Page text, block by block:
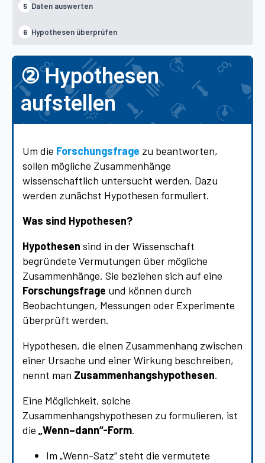
5 Daten auswerten
6 Hypothesen überprüfen
② Hypothesen
aufstellen
Um die Forschungsfrage zu beantworten,
sollen mögliche Zusammenhänge
wissenschaftlich untersucht werden. Dazu
werden zunächst Hypothesen formuliert.
Was sind Hypothesen?
Hypothesen sind in der Wissenschaft
begründete Vermutungen über mögliche
Zusammenhänge. Sie beziehen sich auf eine
Forschungsfrage und können durch
Beobachtungen, Messungen oder Experimente
überprüft werden.
Hypothesen, die einen Zusammenhang zwischen
einer Ursache und einer Wirkung beschreiben,
nennt man Zusammenhangshypothesen.
Eine Möglichkeit, solche
Zusammenhangshypothesen zu formulieren, ist
die „Wenn–dann“-Form.
Im „Wenn-Satz“ steht die vermutete